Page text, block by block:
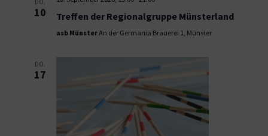
DO.
10 Treffen der Regionalgruppe Münsterland
asb MünsterAn der Germania Brauerei 1, Münster
DO.
17